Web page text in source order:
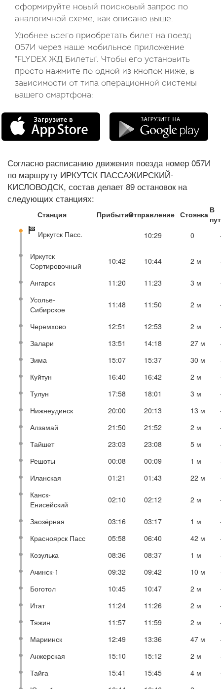
сформируйте новый поисковый запрос по
аналогичной схеме, как описано выше.
Удобнее всего приобретать билет на поезд
057И через наше мобильное приложение
"FLYDEX ЖД Билеты". Чтобы его установить
просто нажмите по одной из кнопок ниже, в
зависимости от типа операционной системы
вашего смартфона:
Согласно расписанию движения поезда номер 057И
по маршруту ИРКУТСК ПАССАЖИРСКИЙ-
КИСЛОВОДСК, состав делает 89 остановок на
следующих станциях:
Станция ПрибытиеОтправление Стоянка В
Иркутск Пасс.
10:29 0
Иркутск
Сортировочный
10:42 10:44 2 м
Ангарск 11:20 11:23 3 м
Усолье-
Сибирское
11:48 11:50 2 м
Черемхово 12:51 12:53 2 м
Залари
13:51 14:18 27 м
Зима
15:07 15:37 30 м
Куйтун
16:40 16:42 2 м
Тулун
17:58 18:01 3 м
Нижнеудинск
20:00 20:13 13 м
Алзамай
21:50 21:52 2 м
Тайшет
23:03 23:08 5 м
Решоты
00:08 00:09 1 м
Иланская
01:21 01:43 22 м
Канск-
Енисейский
02:10 02:12 2 м
Заозёрная 03:16 03:17 1 м
Красноярск Пасс
05:58 06:40 42 м
Козулька
08:36 08:37 1 м
Ачинск-1
09:32 09:42 10 м
Боготол
10:45 10:47 2 м
Итат
11:24 11:26 2 м
Тяжин
11:57 11:59 2 м
Мариинск
12:49 13:36 47 м
Анжерская
15:10 15:12 2 м
Тайга
15:41 15:45 4 м